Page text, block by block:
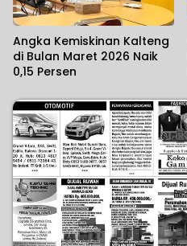
Angka Kemiskinan Kalteng
di Bulan Maret 2026 Naik
0,15 Persen